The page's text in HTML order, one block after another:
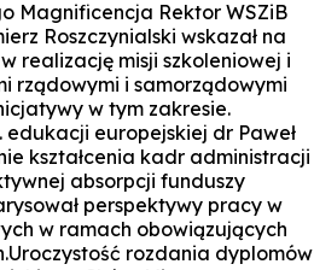
Magnificencja Rektor WSZiB
Roszczynialski wskazał na
realizację misji szkoleniowej i
rządowymi i samorządowymi
w tym zakresie.
edukacji europejskiej dr Paweł
kształcenia kadr administracji
absorpcji funduszy
perspektywy pracy w
w ramach obowiązujących
rozdania dyplomów